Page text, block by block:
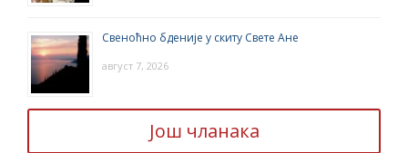
Свеноћно бденије у скиту Свете Ане
август 7, 2026
Још чланака